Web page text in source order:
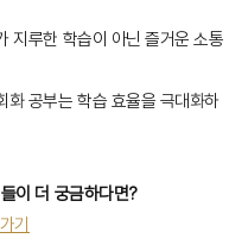
지루한 학습이 아닌 즐거운 소통
화 공부는 학습 효율을 극대화하
이 더 궁금하다면?
기